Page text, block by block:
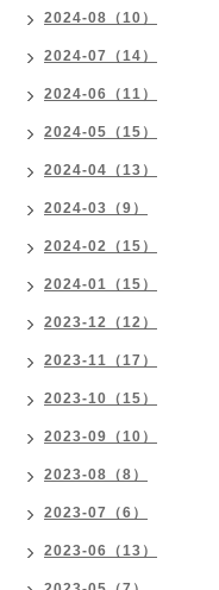
2024-08（10）
2024-07（14）
2024-06（11）
2024-05（15）
2024-04（13）
2024-03（9）
2024-02（15）
2024-01（15）
2023-12（12）
2023-11（17）
2023-10（15）
2023-09（10）
2023-08（8）
2023-07（6）
2023-06（13）